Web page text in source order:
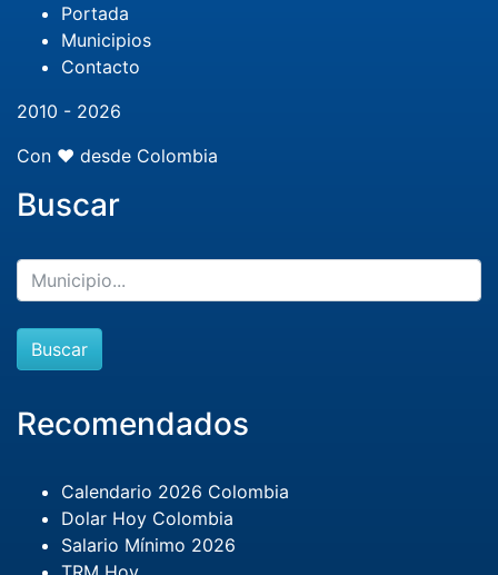
Portada
Municipios
Contacto
2010 - 2026
Con ❤️ desde Colombia
Buscar
Buscar
Recomendados
Calendario 2026 Colombia
Dolar Hoy Colombia
Salario Mínimo 2026